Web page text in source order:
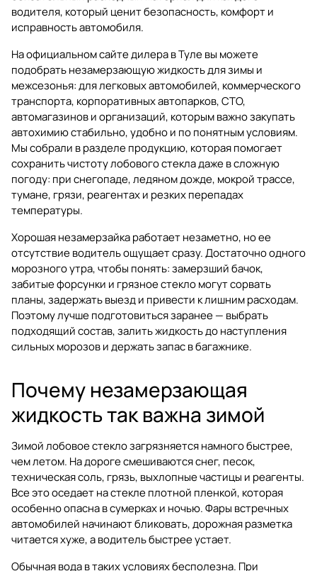
водителя, который ценит безопасность, комфорт и
исправность автомобиля.
На официальном сайте дилера в Туле вы можете
подобрать незамерзающую жидкость для зимы и
межсезонья: для легковых автомобилей, коммерческого
транспорта, корпоративных автопарков, СТО,
автомагазинов и организаций, которым важно закупать
автохимию стабильно, удобно и по понятным условиям.
Мы собрали в разделе продукцию, которая помогает
сохранить чистоту лобового стекла даже в сложную
погоду: при снегопаде, ледяном дожде, мокрой трассе,
тумане, грязи, реагентах и резких перепадах
температуры.
Хорошая незамерзайка работает незаметно, но ее
отсутствие водитель ощущает сразу. Достаточно одного
морозного утра, чтобы понять: замерзший бачок,
забитые форсунки и грязное стекло могут сорвать
планы, задержать выезд и привести к лишним расходам.
Поэтому лучше подготовиться заранее — выбрать
подходящий состав, залить жидкость до наступления
сильных морозов и держать запас в багажнике.
Почему незамерзающая
жидкость так важна зимой
Зимой лобовое стекло загрязняется намного быстрее,
чем летом. На дороге смешиваются снег, песок,
техническая соль, грязь, выхлопные частицы и реагенты.
Все это оседает на стекле плотной пленкой, которая
особенно опасна в сумерках и ночью. Фары встречных
автомобилей начинают бликовать, дорожная разметка
читается хуже, а водитель быстрее устает.
Обычная вода в таких условиях бесполезна. При